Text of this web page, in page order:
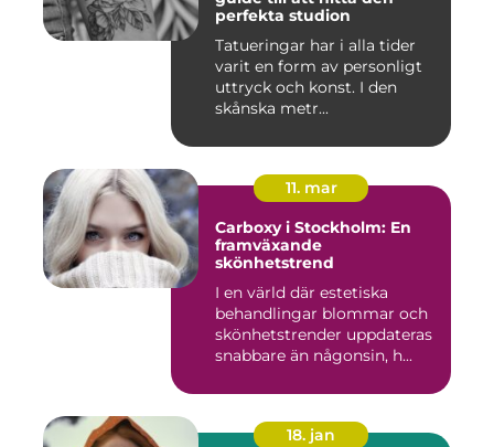
perfekta studion
Tatueringar har i alla tider
varit en form av personligt
uttryck och konst. I den
skånska metr...
11. mar
Carboxy i Stockholm: En
framväxande
skönhetstrend
I en värld där estetiska
behandlingar blommar och
skönhetstrender uppdateras
snabbare än någonsin, h...
18. jan